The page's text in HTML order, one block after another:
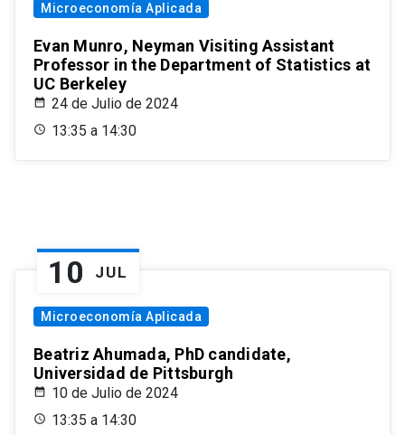
Microeconomía Aplicada
Evan Munro, Neyman Visiting Assistant
Professor in the Department of Statistics at
UC Berkeley
24 de Julio de 2024
13:35 a 14:30
10 JUL
Microeconomía Aplicada
Beatriz Ahumada, PhD candidate,
Universidad de Pittsburgh
10 de Julio de 2024
13:35 a 14:30